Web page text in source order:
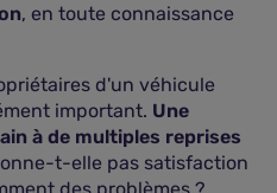
, en toute connaissance
d'un véhicule
important. Une
à de multiples reprises
t-elle pas satisfaction